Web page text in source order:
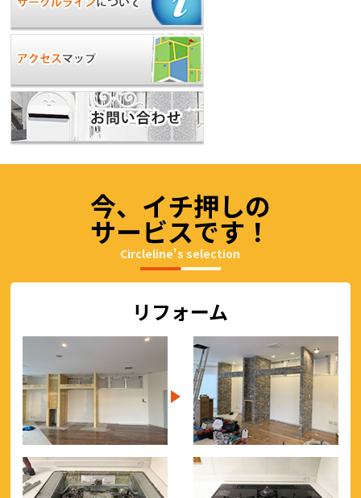
今、イチ押しの
サービスです！
Circleline's selection
リフォーム